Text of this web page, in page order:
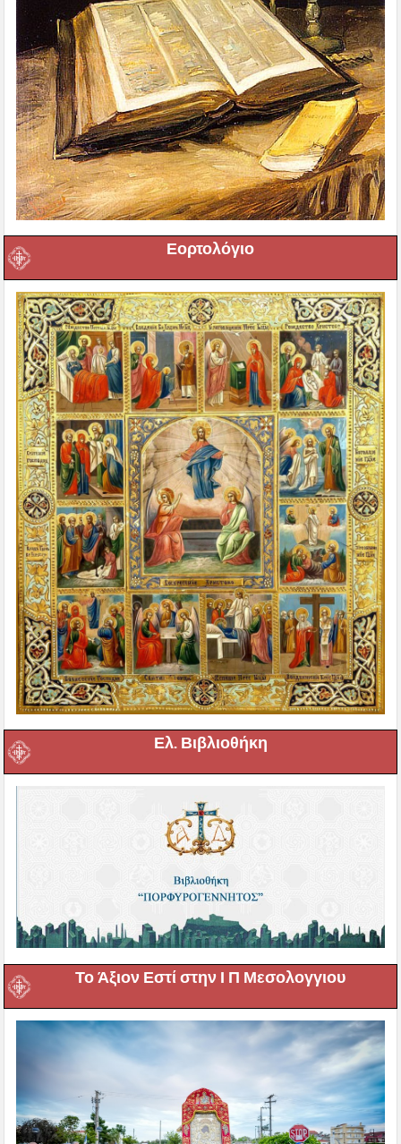
Εορτολόγιο
Ελ. Βιβλιοθήκη
Το Άξιον Εστί στην Ι Π Μεσολογγιου